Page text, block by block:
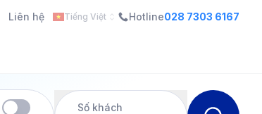
Liên hệ Tiếng Việt Hotline028 7303 6167
Số khách